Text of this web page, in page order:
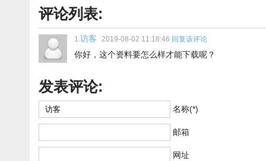
评论列表:
1.访客 2019-08-02 11:18:46 回复该评论
你好，这个资料要怎么样才能下载呢？
发表评论:
名称(*)
邮箱
网址